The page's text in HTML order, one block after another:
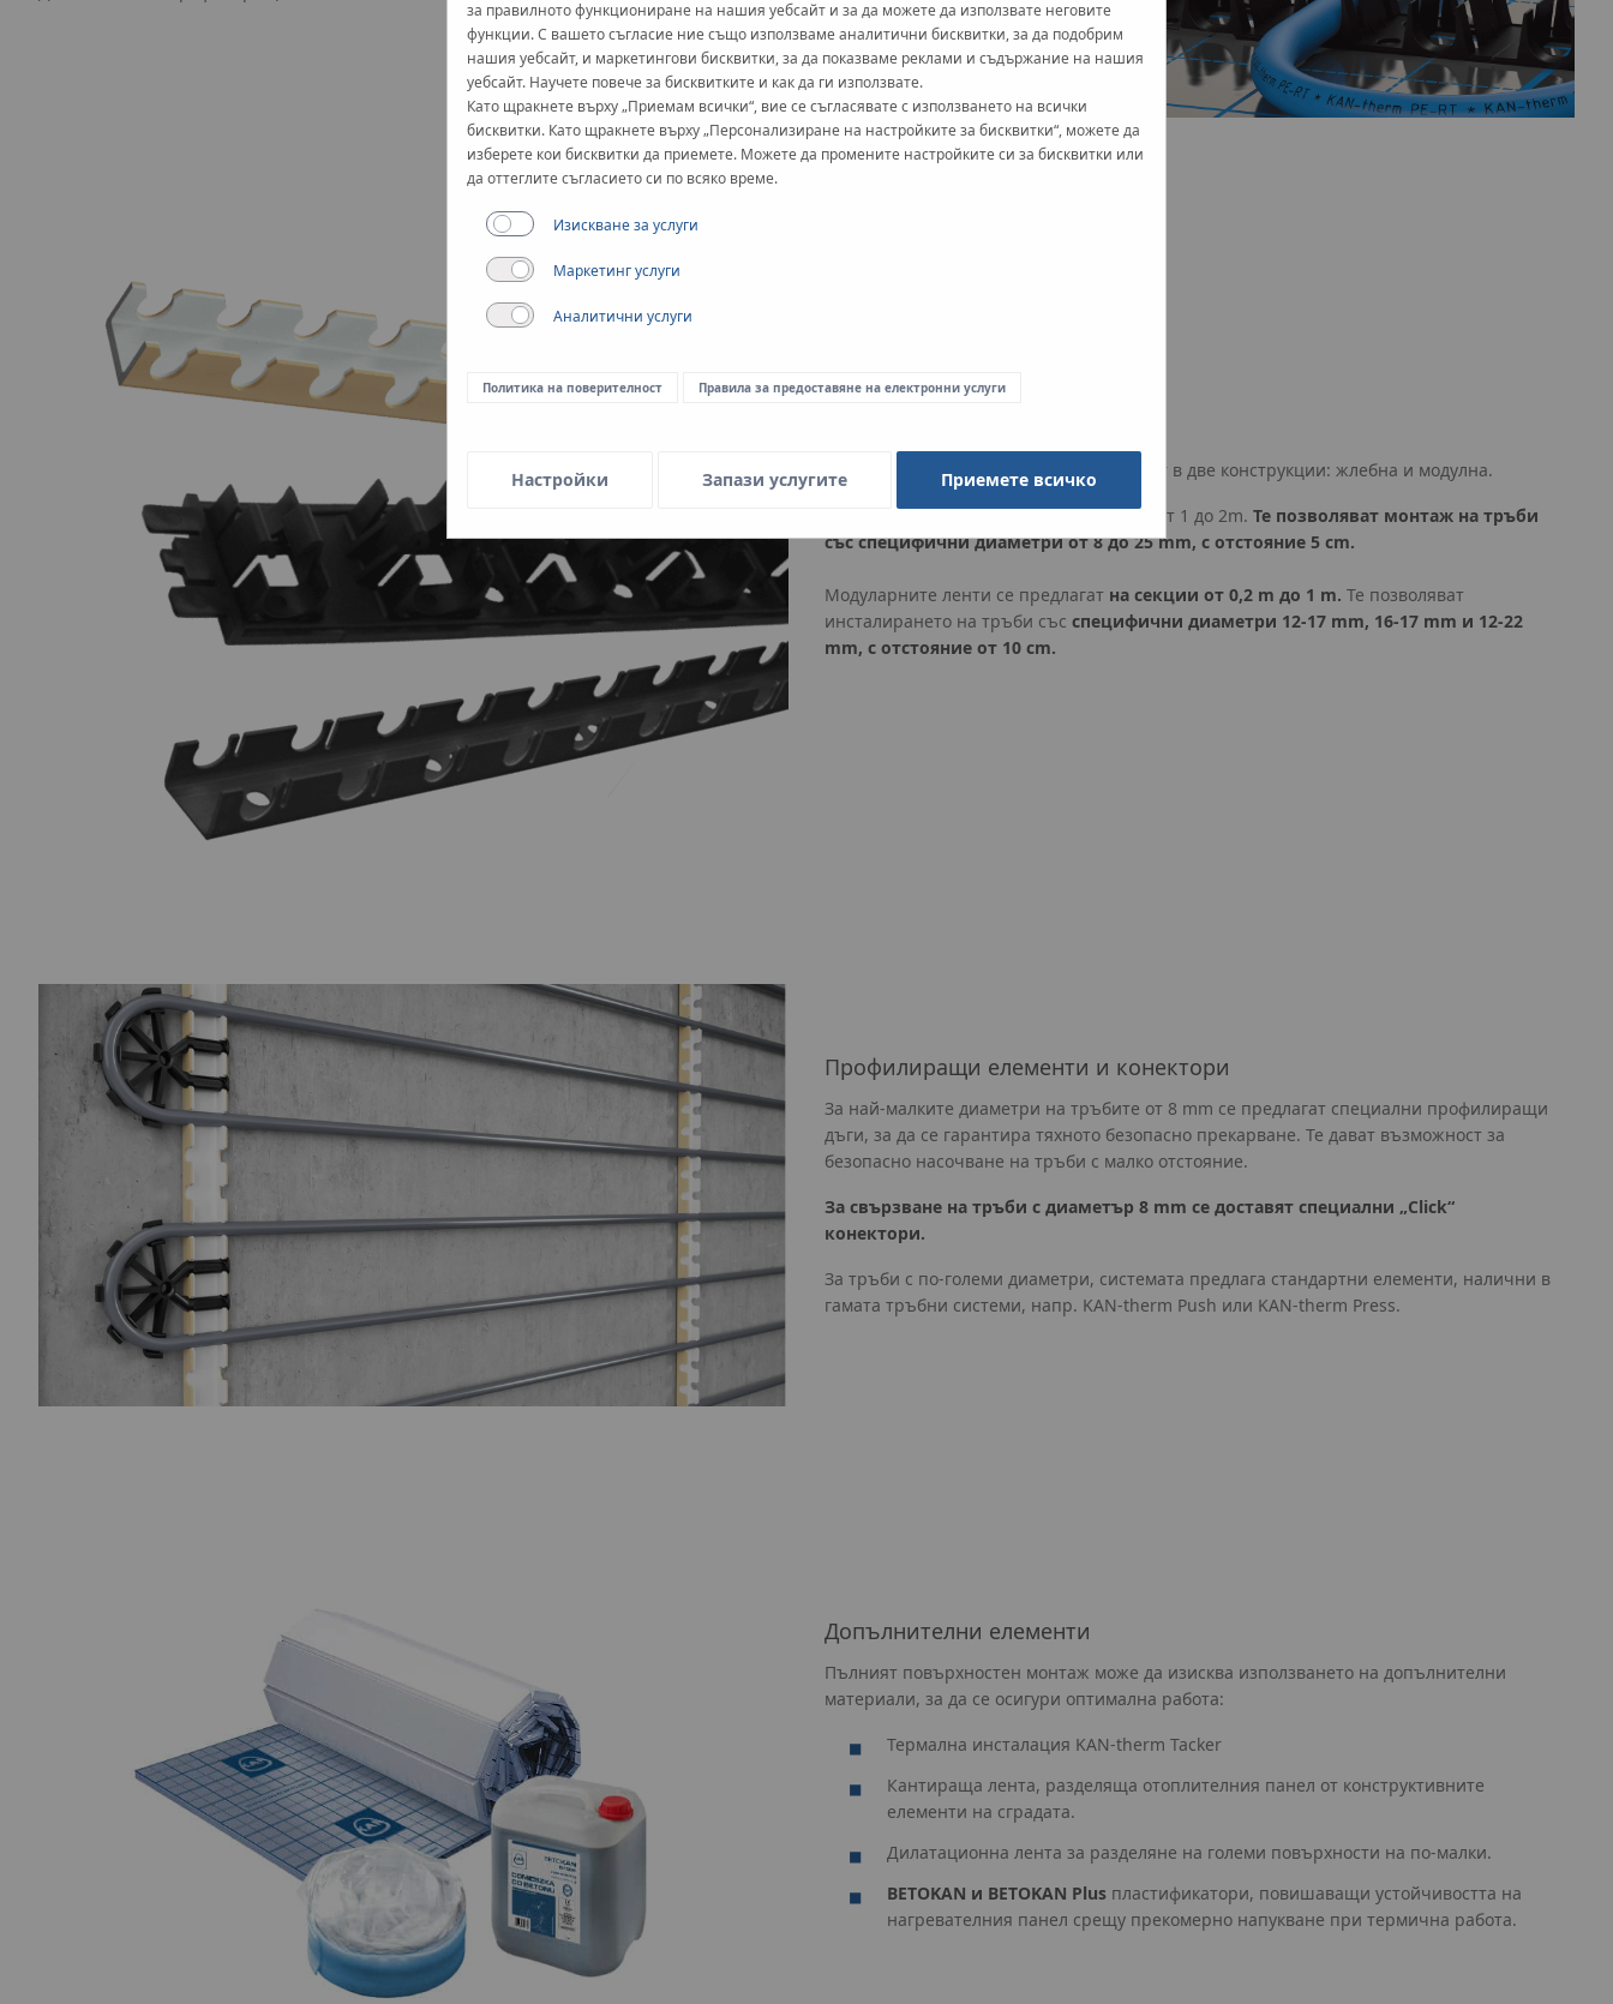
Изработени от пластмаса и се предлагат в две конструкции: жлебна и модулна.
Жлебните ленти се предлагат в секции от 1 до 2m. Те позволяват монтаж на тръби
със специфични диаметри от 8 до 25 mm, с отстояние 5 cm.
Модуларните ленти се предлагат на секции от 0,2 m до 1 m. Те позволяват
инсталирането на тръби със специфични диаметри 12-17 mm, 16-17 mm и 12-22
mm, с отстояние от 10 cm.
Профилиращи елементи и конектори
За най-малките диаметри на тръбите от 8 mm се предлагат специални профилиращи
дъги, за да се гарантира тяхното безопасно прекарване. Те дават възможност за
безопасно насочване на тръби с малко отстояние.
За свързване на тръби с диаметър 8 mm се доставят специални „Click“
конектори.
За тръби с по-големи диаметри, системата предлага стандартни елементи, налични в
гамата тръбни системи, напр. KAN-therm Push или KAN-therm Press.
Допълнителни елементи
Пълният повърхностен монтаж може да изисква използването на допълнителни
материали, за да се осигури оптимална работа:
Термална инсталация KAN-therm Tacker
Кантираща лента, разделяща отоплителния панел от конструктивните
елементи на сградата.
Дилатационна лента за разделяне на големи повърхности на по-малки.
BETOKAN и BETOKAN Plus пластификатори, повишаващи устойчивостта на
нагревателния панел срещу прекомерно напукване при термична работа.
за правилното функциониране на нашия уебсайт и за да можете да използвате неговите
функции. С вашето съгласие ние също използваме аналитични бисквитки, за да подобрим
нашия уебсайт, и маркетингови бисквитки, за да показваме реклами и съдържание на нашия
уебсайт. Научете повече за бисквитките и как да ги използвате.
Като щракнете върху „Приемам всички“, вие се съгласявате с използването на всички
бисквитки. Като щракнете върху „Персонализиране на настройките за бисквитки“, можете да
изберете кои бисквитки да приемете. Можете да промените настройките си за бисквитки или
да оттеглите съгласието си по всяко време.
Изискване за услуги
Маркетинг услуги
Аналитични услуги
Политика на поверителност Правила за предоставяне на електронни услуги
Настройки Запази услугите Приемете всичко